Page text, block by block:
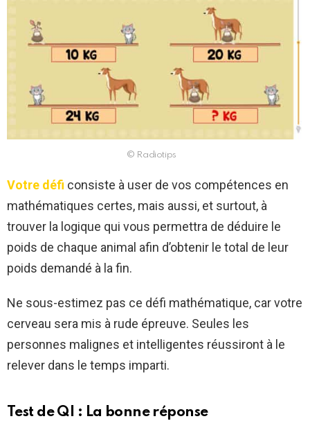
© Radiotips
Votre défi consiste à user de vos compétences en
mathématiques certes, mais aussi, et surtout, à
trouver la logique qui vous permettra de déduire le
poids de chaque animal afin d’obtenir le total de leur
poids demandé à la fin.
Ne sous-estimez pas ce défi mathématique, car votre
cerveau sera mis à rude épreuve. Seules les
personnes malignes et intelligentes réussiront à le
relever dans le temps imparti.
Test de QI : La bonne réponse